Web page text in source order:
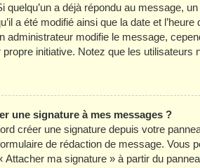
quelqu’un a déjà répondu au message,
a été modifié ainsi que la date et
administrateur modifie le message,
initiative. Notez que les
une signature à mes messages ?
créer une signature depuis votre
de rédaction de message. Vous
Attacher ma signature » à partir du